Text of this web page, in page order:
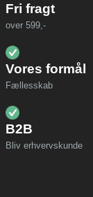
Fri fragt
over 599,-
Vores formål
Fællesskab
B2B
Bliv erhvervskunde